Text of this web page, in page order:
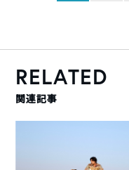
RELATED
関連記事